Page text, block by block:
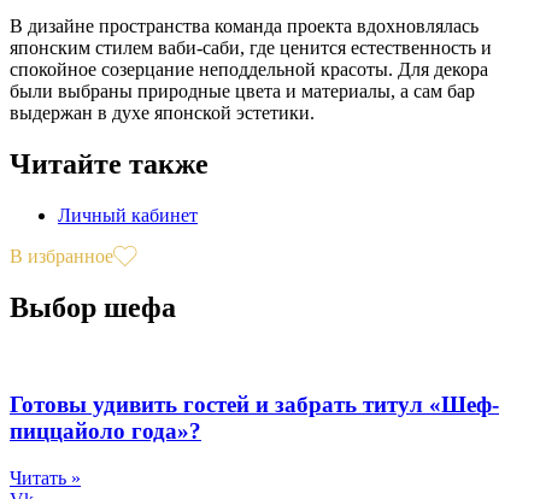
В дизайне пространства команда проекта вдохновлялась
японским стилем ваби-саби, где ценится естественность и
спокойное созерцание неподдельной красоты. Для декора
были выбраны природные цвета и материалы, а сам бар
выдержан в духе японской эстетики.
Читайте также
Личный кабинет
В избранное
Выбор шефа
Готовы удивить гостей и забрать титул «Шеф-
пиццайоло года»?
Читать »